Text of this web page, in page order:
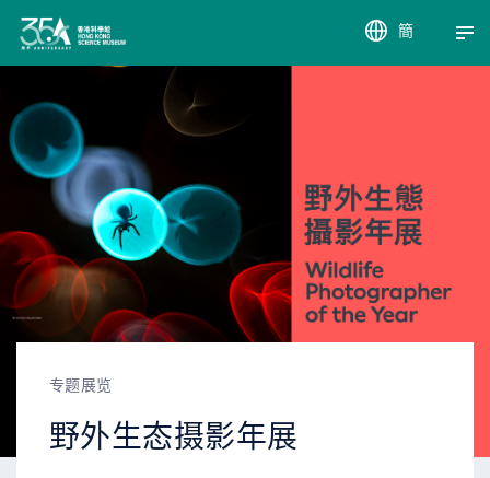
簡 繁
专题展览
野外生态摄影年展